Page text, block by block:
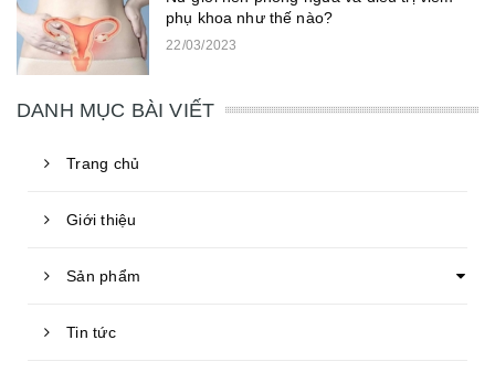
phụ khoa như thế nào?
22/03/2023
DANH MỤC BÀI VIẾT
Trang chủ
Giới thiệu
Sản phẩm
Tin tức